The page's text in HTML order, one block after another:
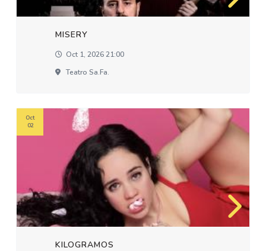
MISERY
Oct 1, 2026 21:00
Teatro Sa.fa.
KILOGRAMOS
Oct
02